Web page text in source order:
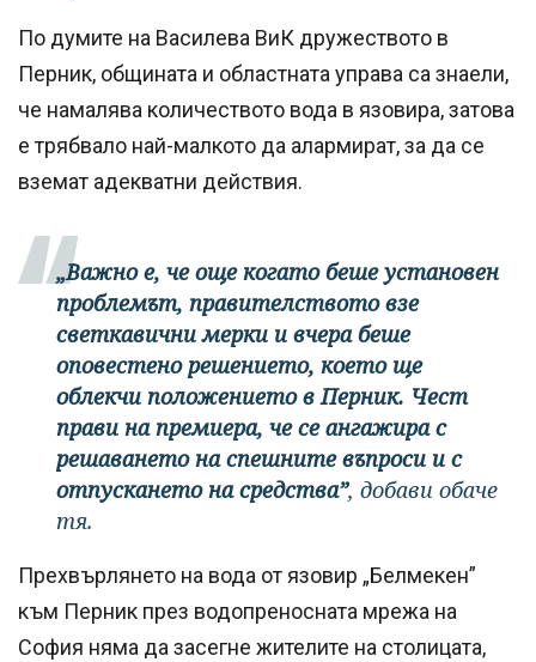
По думите на Василева ВиК дружеството в
Перник, общината и областната управа са знаели,
че намалява количеството вода в язовира, затова
е трябвало най-малкото да алармират, за да се
вземат адекватни действия.
„Важно е, че още когато беше установен
проблемът, правителството взе
светкавични мерки и вчера беше
оповестено решението, което ще
облекчи положението в Перник. Чест
прави на премиера, че се ангажира с
решаването на спешните въпроси и с
отпускането на средства”, добави обаче
тя.
Прехвърлянето на вода от язовир „Белмекен”
към Перник през водопреносната мрежа на
София няма да засегне жителите на столицата,